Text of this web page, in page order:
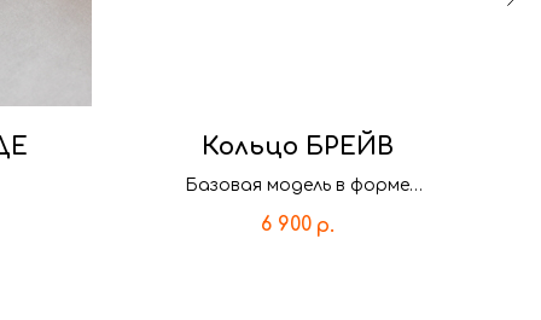
Кольцо БРЕЙВ
Базовая модель в форме
6 900 р.